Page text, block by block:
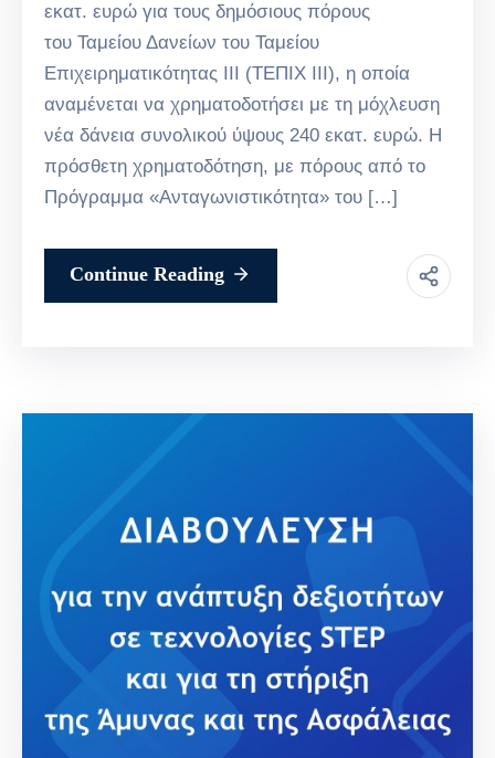
εκατ. ευρώ για τους δημόσιους πόρους
του Ταμείου Δανείων του Ταμείου
Επιχειρηματικότητας ΙΙΙ (ΤΕΠΙΧ ΙΙΙ), η οποία
αναμένεται να χρηματοδοτήσει με τη μόχλευση
νέα δάνεια συνολικού ύψους 240 εκατ. ευρώ. Η
πρόσθετη χρηματοδότηση, με πόρους από το
Πρόγραμμα «Ανταγωνιστικότητα» του […]
Continue Reading